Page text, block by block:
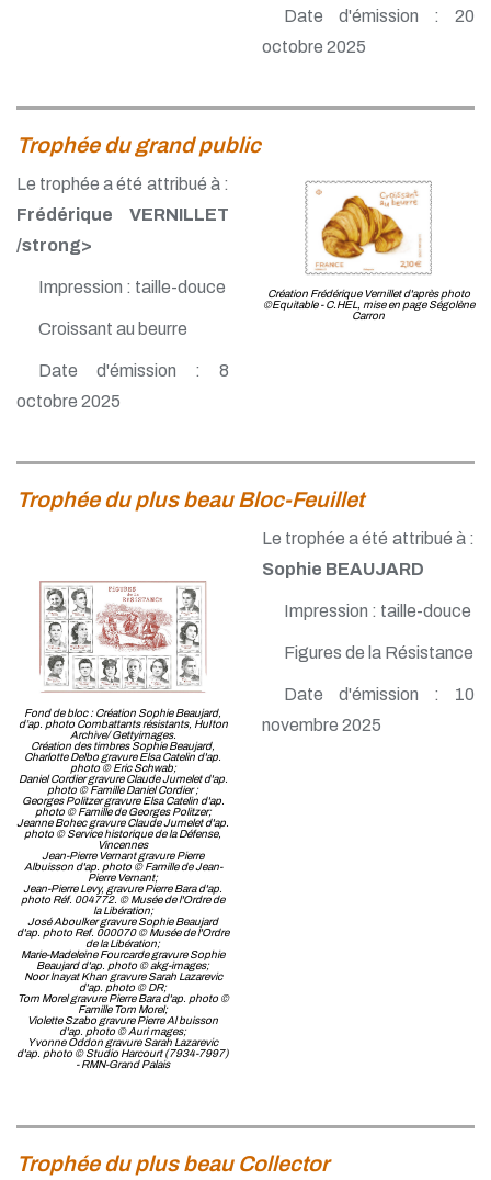
Date d'émission : 20
octobre 2025
Trophée du grand public
Le trophée a été attribué à :
Frédérique VERNILLET
/strong>
Impression : taille-douce
Croissant au beurre
Date d'émission : 8
octobre 2025
Création Frédérique Vernillet d'après photo
©Equitable - C.HEL, mise en page Ségolène
Carron
Trophée du plus beau Bloc-Feuillet
Fond de bloc : Création Sophie Beaujard,
d’ap. photo Combattants résistants, HuIton
Archive/ Gettyimages.
Création des timbres Sophie Beaujard,
Charlotte Delbo gravure Elsa Catelin d'ap.
photo © Eric Schwab;
Daniel Cordier gravure Claude Jumelet d'ap.
photo © Famille Daniel Cordier ;
Georges Politzer gravure Elsa Catelin d'ap.
photo © Famille de Georges Politzer;
Jeanne Bohec gravure Claude Jumelet d'ap.
photo © Service historique de la Défense,
Vincennes
Jean-Pierre Vernant gravure Pierre
Albuisson d'ap. photo © Famille de Jean-
Pierre Vernant;
Jean-Pierre Levy, gravure Pierre Bara d'ap.
photo Réf. 004772. © Musée de l'Ordre de
la Libération;
José Aboulker gravure Sophie Beaujard
d'ap. photo Ref. 000070 © Musée de l'Ordre
de la Libération;
Marie-Madeleine Fourcarde gravure Sophie
Beaujard d'ap. photo © akg-images;
Noor lnayat Khan gravure Sarah Lazarevic
d'ap. photo © DR;
Tom Morel gravure Pierre Bara d'ap. photo ©
Famille Tom Morel;
Violette Szabo gravure Pierre Al buisson
d'ap. photo © Auri mages;
Yvonne Oddon gravure Sarah Lazarevic
d'ap. photo © Studio Harcourt (7934-7997)
- RMN-Grand Palais
Le trophée a été attribué à :
Sophie BEAUJARD
Impression : taille-douce
Figures de la Résistance
Date d'émission : 10
novembre 2025
Trophée du plus beau Collector